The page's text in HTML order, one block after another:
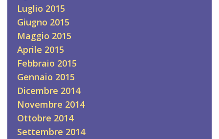
Luglio 2015
Giugno 2015
Maggio 2015
Aprile 2015
Febbraio 2015
Gennaio 2015
Dicembre 2014
Novembre 2014
Ottobre 2014
Settembre 2014